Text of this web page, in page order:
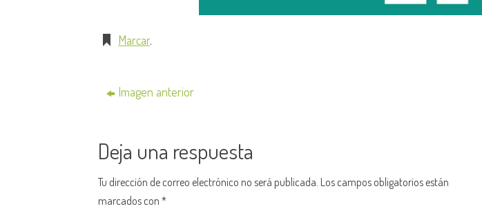
Marcar.
Imagen anterior
Deja una respuesta
Tu dirección de correo electrónico no será publicada. Los campos obligatorios están
marcados con*